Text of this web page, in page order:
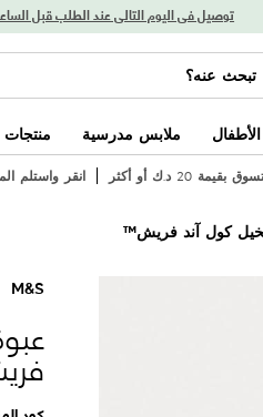
توصيل في اليوم التالي عند الطلب قبل الساعة 7
ملابس مدرسية منتجات
20 د.ك أو أكثر انقر واستلم
M&S